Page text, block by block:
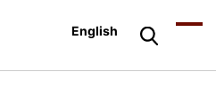
English